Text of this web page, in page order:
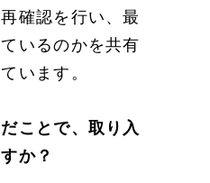
確認を行い、最
いるのかを共有
います。
ことで、取り入
か？